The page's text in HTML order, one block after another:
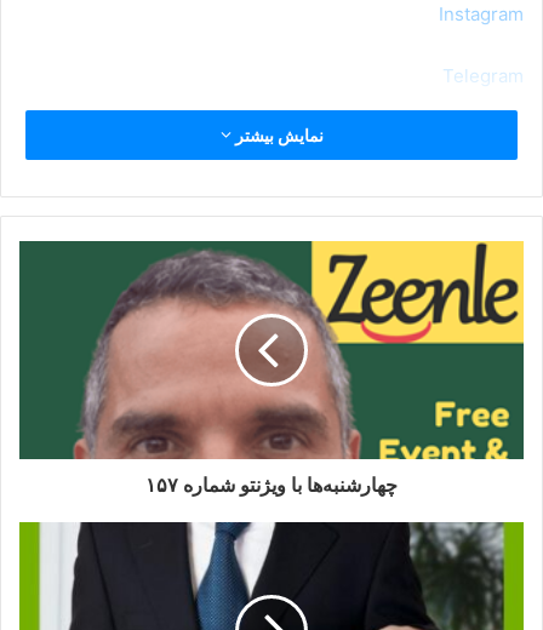
Instagram
Telegram
Spotify
Stitcher
YouTube
WV158 شماره ۱۵۸
نمایش بیشتر
چهارشنبه‌ها با ویژنتو شماره ۱۵۷